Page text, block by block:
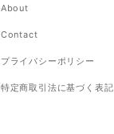
About
Contact
プライバシーポリシー
特定商取引法に基づく表記